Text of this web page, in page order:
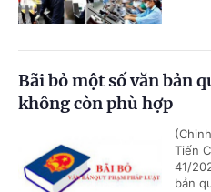
Bãi bỏ một số văn bản
không còn phù hợp
Tiến
41/
bản